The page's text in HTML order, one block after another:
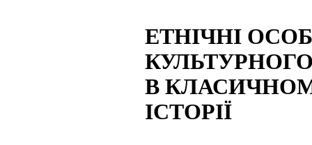
ЕТНІЧНІ
В
ІСТОРІЇ